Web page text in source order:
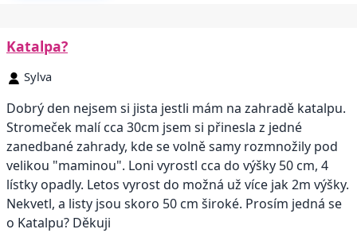
Katalpa?
Sylva
Dobrý den nejsem si jista jestli mám na zahradě katalpu.
Stromeček malí cca 30cm jsem si přinesla z jedné
zanedbané zahrady, kde se volně samy rozmnožily pod
velikou "maminou". Loni vyrostl cca do výšky 50 cm, 4
lístky opadly. Letos vyrost do možná už více jak 2m výšky.
Nekvetl, a listy jsou skoro 50 cm široké. Prosím jedná se
o Katalpu? Děkuji